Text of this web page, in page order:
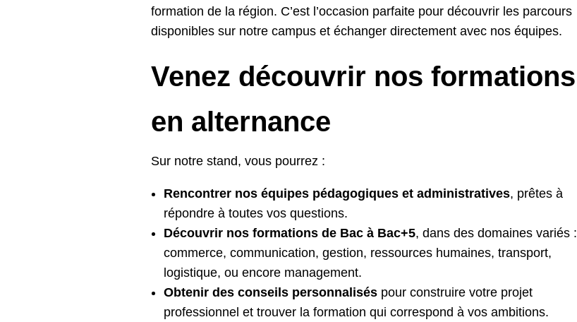
formation de la région. C’est l’occasion parfaite pour découvrir les parcours
disponibles sur notre campus et échanger directement avec nos équipes.
Venez découvrir nos formations
en alternance
Sur notre stand, vous pourrez :
Rencontrer nos équipes pédagogiques et administratives, prêtes à
répondre à toutes vos questions.
Découvrir nos formations de Bac à Bac+5, dans des domaines variés :
commerce, communication, gestion, ressources humaines, transport,
logistique, ou encore management.
Obtenir des conseils personnalisés pour construire votre projet
professionnel et trouver la formation qui correspond à vos ambitions.